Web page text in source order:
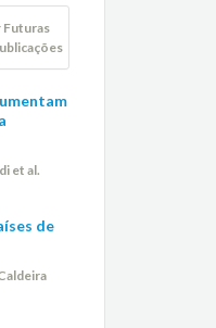
Futuras
et al.
de